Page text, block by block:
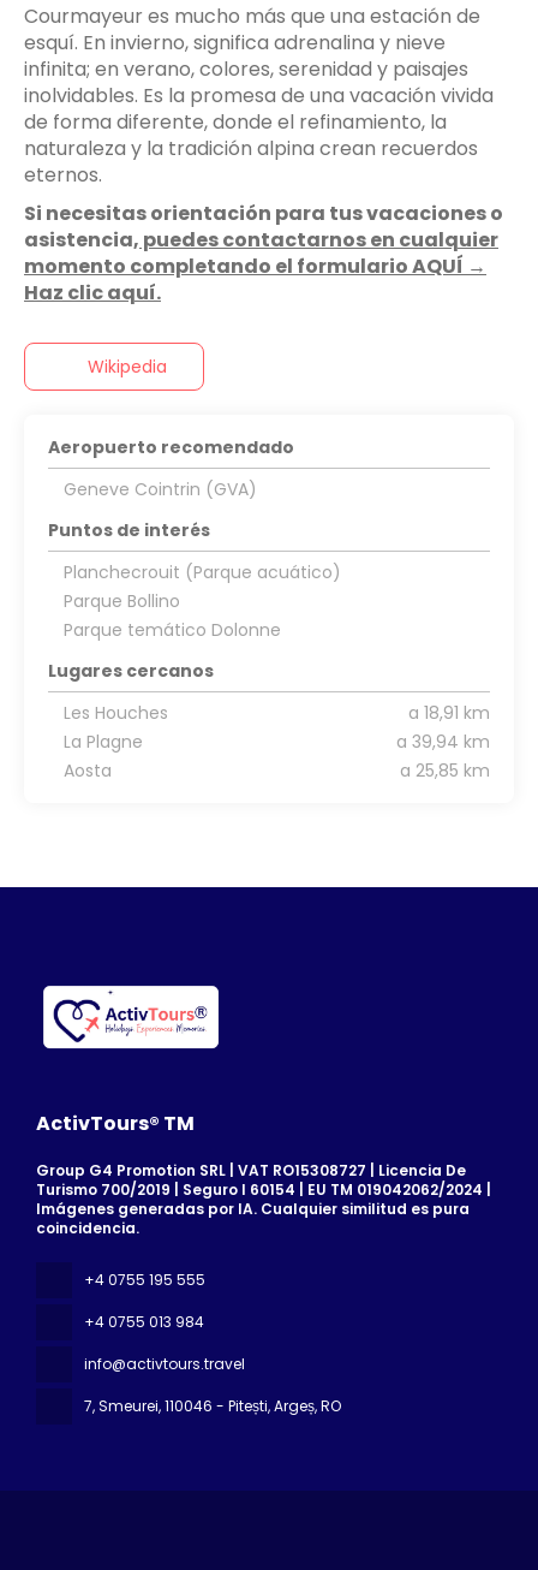
Courmayeur es mucho más que una estación de
esquí. En invierno, significa adrenalina y nieve
infinita; en verano, colores, serenidad y paisajes
inolvidables. Es la promesa de una vacación vivida
de forma diferente, donde el refinamiento, la
naturaleza y la tradición alpina crean recuerdos
eternos.
Si necesitas orientación para tus vacaciones o
asistencia, puedes contactarnos en cualquier
momento completando el formulario AQUÍ →
Haz clic aquí.
Wikipedia
Aeropuerto recomendado
Geneve Cointrin (GVA)
Puntos de interés
Planchecrouit (Parque acuático)
Parque Bollino
Parque temático Dolonne
Lugares cercanos
Les Houches
a 18,91 km
La Plagne
a 39,94 km
Aosta
a 25,85 km
ActivTours® TM
Group G4 Promotion SRL | VAT RO15308727 | Licencia De
Turismo 700/2019 | Seguro I 60154 | EU TM 019042062/2024 |
Imágenes generadas por IA. Cualquier similitud es pura
coincidencia.
+4 0755 195 555
+4 0755 013 984
info@activtours.travel
7, Smeurei, 110046 - Pitești, Argeș, RO